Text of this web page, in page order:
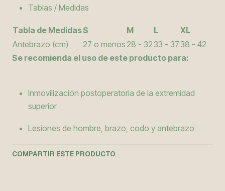
Tablas / Medidas
Tabla de MedidasS M L
XL
Antebrazo (cm)
27 o menos28 - 32 33 - 37 38 - 42
Se recomienda el uso de este producto para:
Inmovilización postoperatoria de la extremidad
superior
Lesiones de hombre, brazo, codo y antebrazo
COMPARTIR ESTE PRODUCTO